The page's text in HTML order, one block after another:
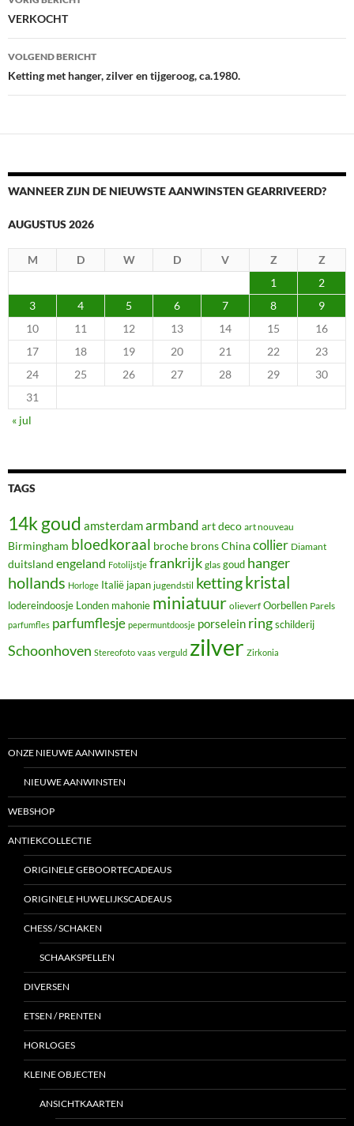
VERKOCHT
VOLGEND BERICHT
Ketting met hanger, zilver en tijgeroog, ca.1980.
WANNEER ZIJN DE NIEUWSTE AANWINSTEN GEARRIVEERD?
AUGUSTUS 2026
M D W D V Z
Z
1
2
3
4 5 6 7 8
9
10
11 12 13 14 15
16
17
18 19 20 21 22
23
24
25 26 27 28 29
30
31
« jul
TAGS
14k goud amsterdamarmband art deco art nouveau
Birmingham bloedkoraal broche bronsChinacollier Diamant
duitsland engeland Fotolijstje frankrijk glas goud hanger
hollands Horloge Italië japan jugendstil ketting kristal
lodereindoosje Londen mahonie miniatuur olieverf Oorbellen Parels
parfumfles parfumflesje pepermuntdoosje porselein ringschilderij
Schoonhoven Stereofoto vaas verguld zilver Zirkonia
ONZE NIEUWE AANWINSTEN
NIEUWE AANWINSTEN
WEBSHOP
ANTIEKCOLLECTIE
ORIGINELE GEBOORTECADEAUS
ORIGINELE HUWELIJKSCADEAUS
CHESS / SCHAKEN
SCHAAKSPELLEN
DIVERSEN
ETSEN / PRENTEN
HORLOGES
KLEINE OBJECTEN
ANSICHTKAARTEN